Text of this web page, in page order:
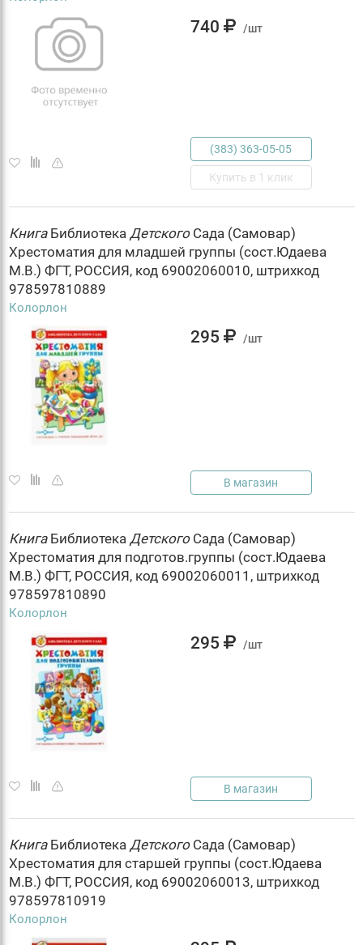
740 /шт
(383) 363-05-05
Купить в 1 клик
КнигаБиблиотека ДетскогоСада (Самовар)
Хрестоматия для младшей группы (сост.Юдаева
М.В.) ФГТ, РОССИЯ, код 69002060010, штрихкод
978597810889
Колорлон
295 /шт
В магазин
КнигаБиблиотека ДетскогоСада (Самовар)
Хрестоматия для подготов.группы (сост.Юдаева
М.В.) ФГТ, РОССИЯ, код 69002060011, штрихкод
978597810890
Колорлон
295 /шт
В магазин
КнигаБиблиотека ДетскогоСада (Самовар)
Хрестоматия для старшей группы (сост.Юдаева
М.В.) ФГТ, РОССИЯ, код 69002060013, штрихкод
978597810919
Колорлон